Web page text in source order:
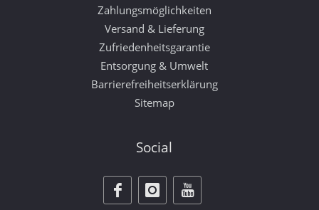
Zahlungsmöglichkeiten
Versand & Lieferung
Zufriedenheitsgarantie
Entsorgung & Umwelt
Barrierefreiheitserklärung
Sitemap
Social